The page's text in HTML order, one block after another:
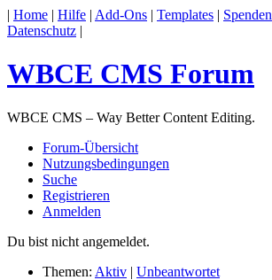
| Home | Hilfe | Add-Ons | Templates | Spenden
Datenschutz |
WBCE CMS Forum
WBCE CMS – Way Better Content Editing.
Forum-Übersicht
Nutzungsbedingungen
Suche
Registrieren
Anmelden
Du bist nicht angemeldet.
Themen: Aktiv | Unbeantwortet